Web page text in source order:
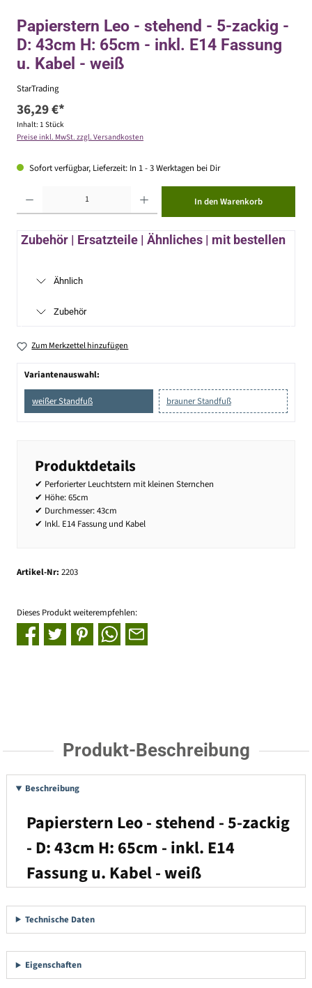
Papierstern Leo - stehend - 5-zackig -
D: 43cm H: 65cm - inkl. E14 Fassung
u. Kabel - weiß
StarTrading
36,29 €*
Inhalt: 1 Stück
Preise inkl. MwSt. zzgl. Versandkosten
Sofort verfügbar, Lieferzeit: In 1 - 3 Werktagen bei Dir
In den Warenkorb
Zubehör | Ersatzteile | Ähnliches | mit bestellen
Ähnlich
Zubehör
Zum Merkzettel hinzufügen
Variantenauswahl:
weißer Standfuß brauner Standfuß
Produktdetails
✔ Perforierter Leuchtstern mit kleinen Sternchen
✔ Höhe: 65cm
✔ Durchmesser: 43cm
✔ Inkl. E14 Fassung und Kabel
Artikel-Nr: 2203
Dieses Produkt weiterempfehlen:
Produkt-Beschreibung
Beschreibung
Papierstern Leo - stehend - 5-zackig
- D: 43cm H: 65cm - inkl. E14
Fassung u. Kabel - weiß
Technische Daten
Eigenschaften